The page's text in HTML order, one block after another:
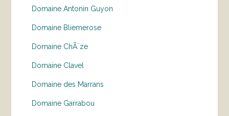
Domaine Antonin Guyon
Domaine Bliemerose
Domaine ChÃ¨ze
Domaine Clavel
Domaine des Marrans
Domaine Garrabou